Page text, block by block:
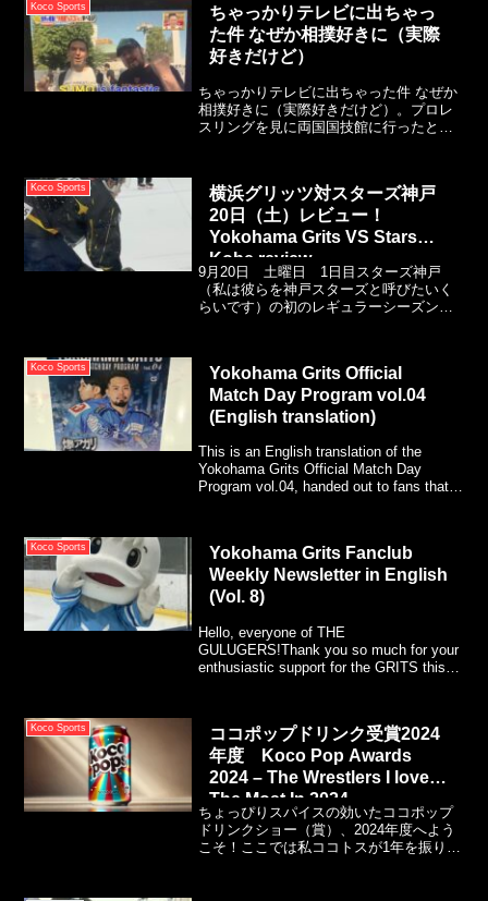
Koco Sports
ちゃっかりテレビに出ちゃっ
た件 なぜか相撲好きに（実際
好きだけど）
ちゃっかりテレビに出ちゃった件 なぜか
相撲好きに（実際好きだけど）。プロレ
スリングを見に両国国技館に行ったとこ
たの1秒でした。笑
Koco Sports
横浜グリッツ対スターズ神戸
20日（土）レビュー！
Yokohama Grits VS Stars
Kobe review
9月20日 土曜日 1日目スターズ神戸
（私は彼らを神戸スターズと呼びたいく
らいです）の初のレギュラーシーズン戦
がアウェイゲームで横浜に戻ってくる姿
を見ることができて嬉しかったです。在
家選手はとても嬉しそうな様子を見せて
くれました。
Koco Sports
Yokohama Grits Official
Match Day Program vol.04
(English translation)
This is an English translation of the
Yokohama Grits Official Match Day
Program vol.04, handed out to fans that
Koco Sports
Yokohama Grits Fanclub
Weekly Newsletter in English
(Vol. 8)
Hello, everyone of THE
GULUGERS!Thank you so much for your
enthusiastic support for the GRITS this
Koco Sports
ココポップドリンク受賞2024
年度 Koco Pop Awards
2024 – The Wrestlers I loved
The Most In 2024
ちょっぴりスパイスの効いたココポップ
ドリンクショー（賞）、2024年度へよう
こそ！ここでは私ココトスが1年を振り返